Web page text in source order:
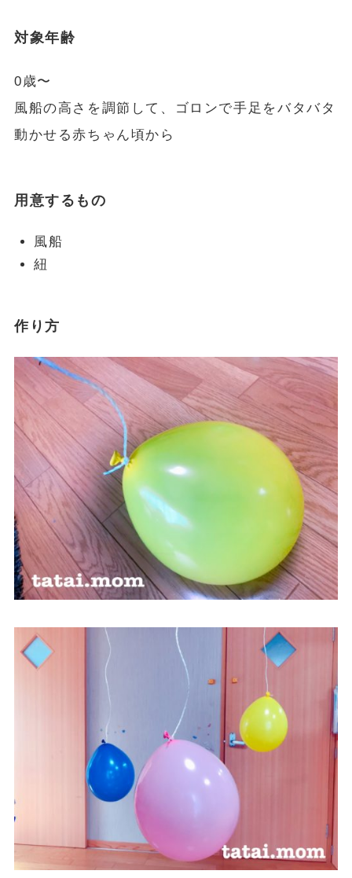
対象年齢
0歳〜
風船の高さを調節して、ゴロンで手足をバタバタ
動かせる赤ちゃん頃から
用意するもの
風船
紐
作り方